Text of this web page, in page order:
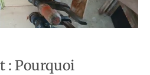
: Pourquoi